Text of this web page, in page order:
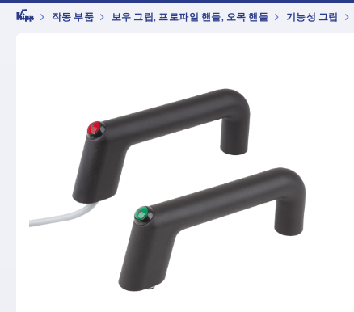
작동 부품 보우 그립, 프로파일 핸들, 오목 핸들 기능성 그립